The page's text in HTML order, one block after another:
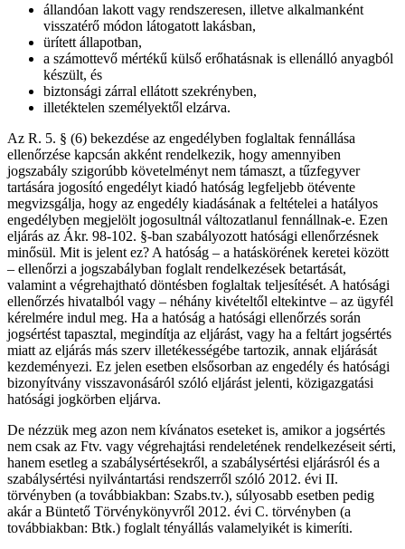
állandóan lakott vagy rendszeresen, illetve alkalmanként
visszatérő módon látogatott lakásban,
ürített állapotban,
a számottevő mértékű külső erőhatásnak is ellenálló anyagból
készült, és
biztonsági zárral ellátott szekrényben,
illetéktelen személyektől elzárva.
Az R. 5. § (6) bekezdése az engedélyben foglaltak fennállása
ellenőrzése kapcsán akként rendelkezik, hogy amennyiben
jogszabály szigorúbb követelményt nem támaszt, a tűzfegyver
tartására jogosító engedélyt kiadó hatóság legfeljebb ötévente
megvizsgálja, hogy az engedély kiadásának a feltételei a hatályos
engedélyben megjelölt jogosultnál változatlanul fennállnak-e. Ezen
eljárás az Ákr. 98-102. §-ban szabályozott hatósági ellenőrzésnek
minősül. Mit is jelent ez? A hatóság – a hatáskörének keretei között
– ellenőrzi a jogszabályban foglalt rendelkezések betartását,
valamint a végrehajtható döntésben foglaltak teljesítését. A hatósági
ellenőrzés hivatalból vagy – néhány kivételtől eltekintve – az ügyfél
kérelmére indul meg. Ha a hatóság a hatósági ellenőrzés során
jogsértést tapasztal, megindítja az eljárást, vagy ha a feltárt jogsértés
miatt az eljárás más szerv illetékességébe tartozik, annak eljárását
kezdeményezi. Ez jelen esetben elsősorban az engedély és hatósági
bizonyítvány visszavonásáról szóló eljárást jelenti, közigazgatási
hatósági jogkörben eljárva.
De nézzük meg azon nem kívánatos eseteket is, amikor a jogsértés
nem csak az Ftv. vagy végrehajtási rendeletének rendelkezéseit sérti,
hanem esetleg a szabálysértésekről, a szabálysértési eljárásról és a
szabálysértési nyilvántartási rendszerről szóló 2012. évi II.
törvényben (a továbbiakban: Szabs.tv.), súlyosabb esetben pedig
akár a Büntető Törvénykönyvről 2012. évi C. törvényben (a
továbbiakban: Btk.) foglalt tényállás valamelyikét is kimeríti.